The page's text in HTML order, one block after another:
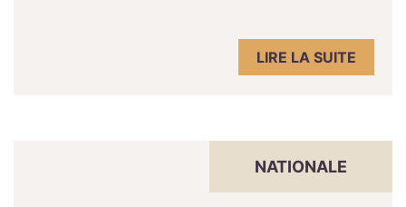
LIRE LA SUITE
NATIONALE